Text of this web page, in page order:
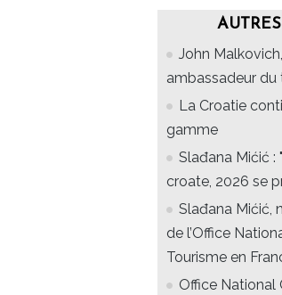
John
ambassadeur
La Croatie
gamme
Slađana Mićić :
croate, 2026 se
Slađana Mićić,
de l’Office
Tourisme en
Office National